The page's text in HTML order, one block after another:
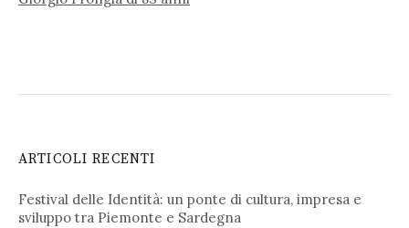
ARTICOLI RECENTI
Festival delle Identità: un ponte di cultura, impresa e
sviluppo tra Piemonte e Sardegna